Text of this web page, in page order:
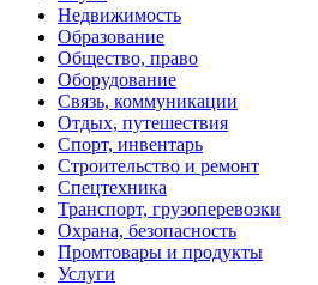
Недвижимость
Образование
Общество, право
Оборудование
Связь, коммуникации
Отдых, путешествия
Спорт, инвентарь
Строительство и ремонт
Спецтехника
Транспорт, грузоперевозки
Охрана, безопасность
Промтовары и продукты
Услуги